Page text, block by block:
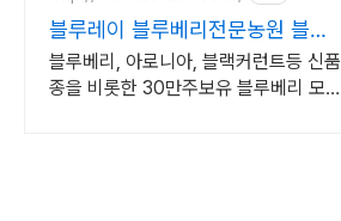
블루레이 블루베리전문농원 블루
베리묘목 농자재 영양제
블루베리, 아로니아, 블랙커런트등 신품
종을 비롯한 30만주보유 블루베리 모든